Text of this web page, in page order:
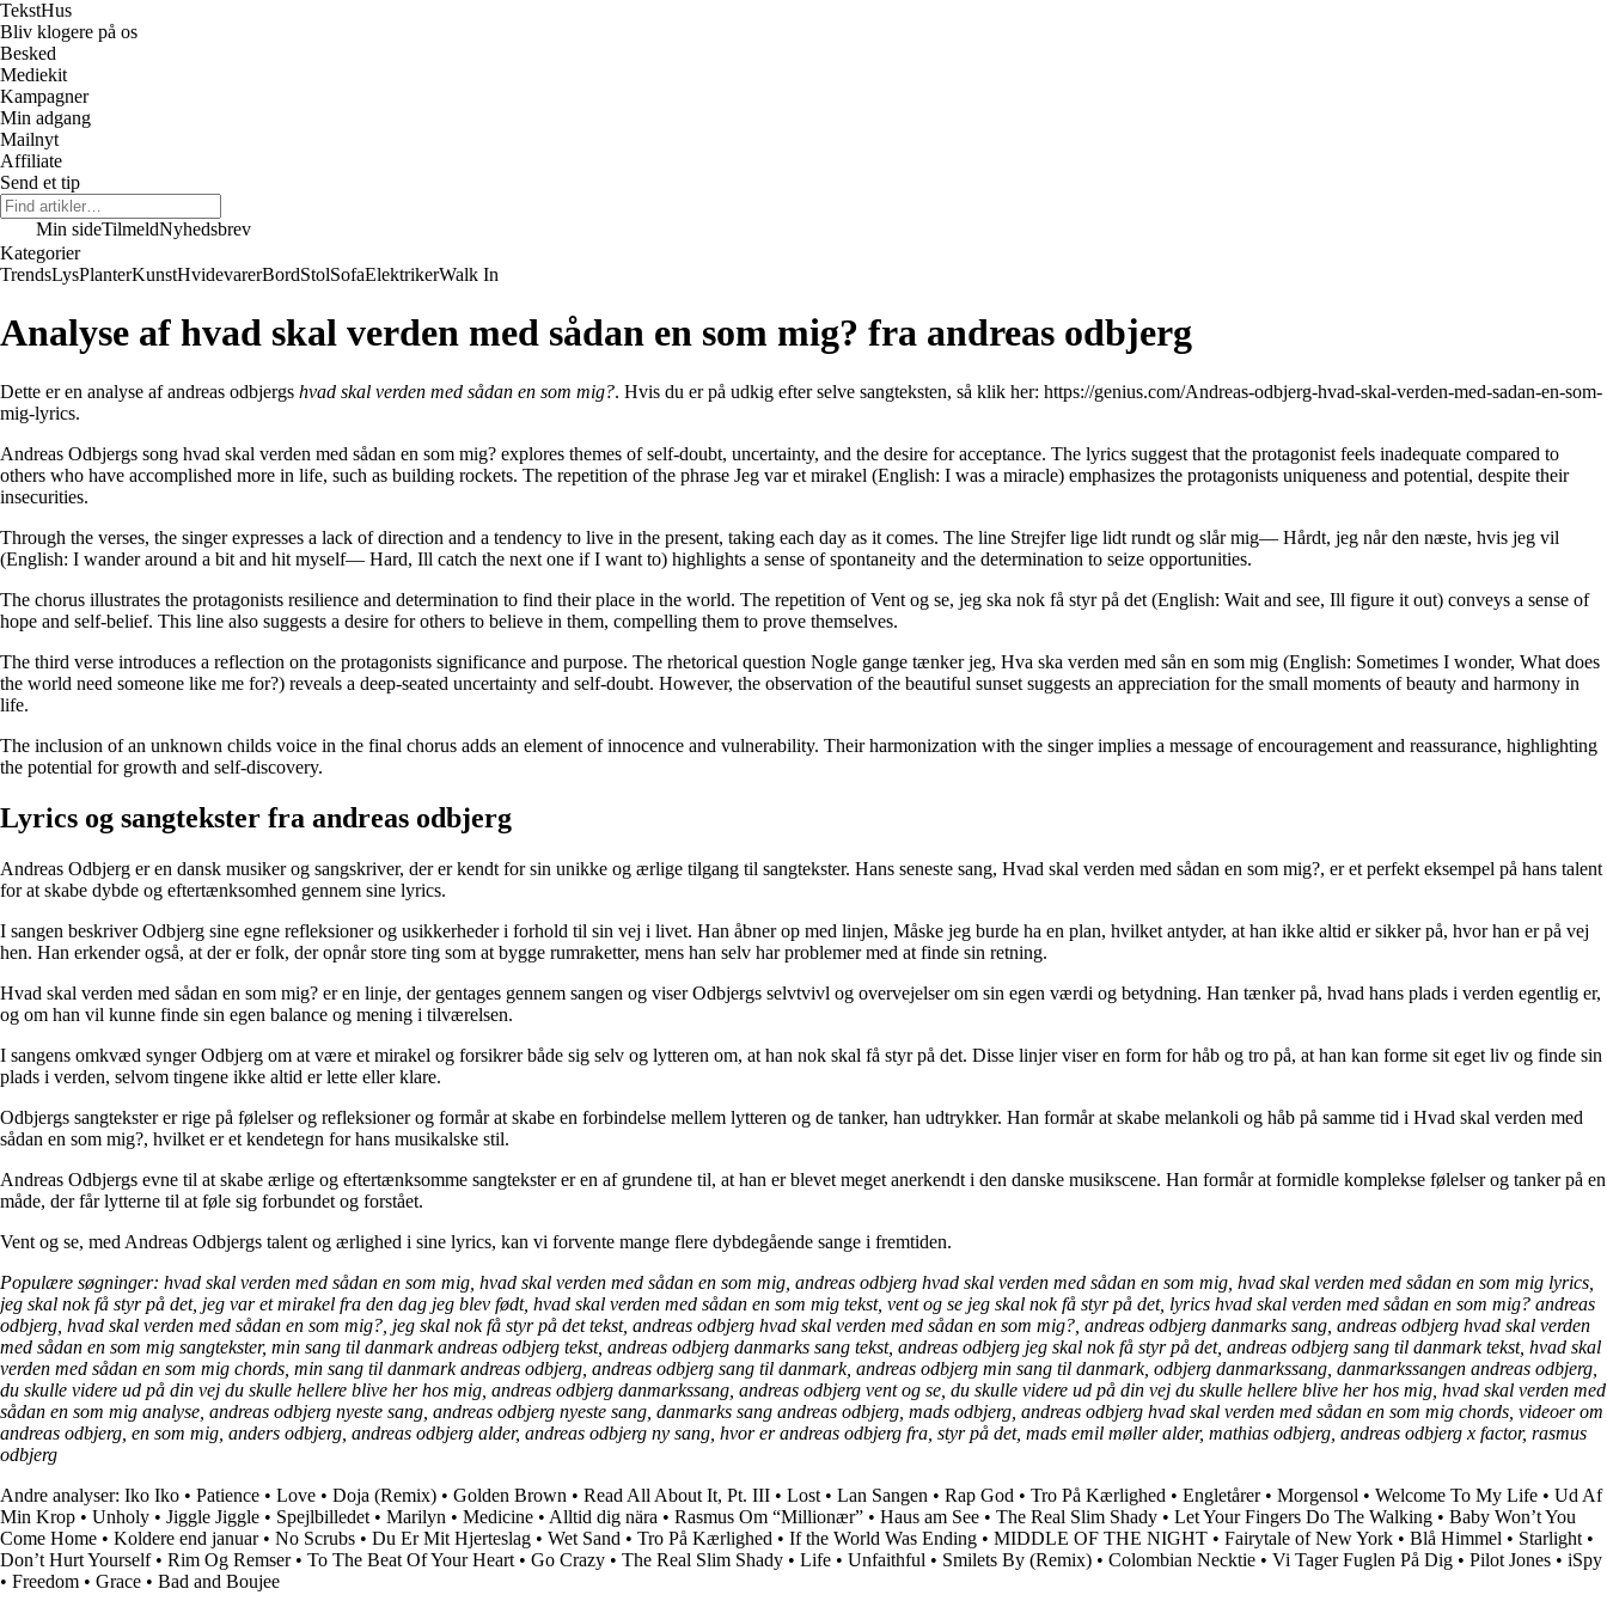
TekstHus
Bliv klogere på os
Besked
Mediekit
Kampagner
Min adgang
Mailnyt
Affiliate
Send et tip
Min sideTilmeldNyhedsbrev
Kategorier
TrendsLysPlanterKunstHvidevarerBordStolSofaElektrikerWalk In
Analyse af ​hvad skal verden med sådan en som mig? fra ​​andreas odbjerg
Dette er en analyse af ​​andreas odbjergs ​hvad skal verden med sådan en som mig?. Hvis du er på udkig efter selve sangteksten, så klik her: https://genius.com/Andreas-odbjerg-hvad-skal-verden-med-sadan-en-som-
mig-lyrics.
Andreas Odbjergs song hvad skal verden med sådan en som mig? explores themes of self-doubt, uncertainty, and the desire for acceptance. The lyrics suggest that the protagonist feels inadequate compared to
others who have accomplished more in life, such as building rockets. The repetition of the phrase Jeg var et mirakel (English: I was a miracle) emphasizes the protagonists uniqueness and potential, despite their
insecurities.
Through the verses, the singer expresses a lack of direction and a tendency to live in the present, taking each day as it comes. The line Strejfer lige lidt rundt og slår mig— Hårdt, jeg når den næste, hvis jeg vil
(English: I wander around a bit and hit myself— Hard, Ill catch the next one if I want to) highlights a sense of spontaneity and the determination to seize opportunities.
The chorus illustrates the protagonists resilience and determination to find their place in the world. The repetition of Vent og se, jeg ska nok få styr på det (English: Wait and see, Ill figure it out) conveys a sense of
hope and self-belief. This line also suggests a desire for others to believe in them, compelling them to prove themselves.
The third verse introduces a reflection on the protagonists significance and purpose. The rhetorical question Nogle gange tænker jeg, Hva ska verden med sån en som mig (English: Sometimes I wonder, What does
the world need someone like me for?) reveals a deep-seated uncertainty and self-doubt. However, the observation of the beautiful sunset suggests an appreciation for the small moments of beauty and harmony in
life.
The inclusion of an unknown childs voice in the final chorus adds an element of innocence and vulnerability. Their harmonization with the singer implies a message of encouragement and reassurance, highlighting
the potential for growth and self-discovery.
Lyrics og sangtekster fra ​​andreas odbjerg
Andreas Odbjerg er en dansk musiker og sangskriver, der er kendt for sin unikke og ærlige tilgang til sangtekster. Hans seneste sang, Hvad skal verden med sådan en som mig?, er et perfekt eksempel på hans talent
for at skabe dybde og eftertænksomhed gennem sine lyrics.
I sangen beskriver Odbjerg sine egne refleksioner og usikkerheder i forhold til sin vej i livet. Han åbner op med linjen, Måske jeg burde ha en plan, hvilket antyder, at han ikke altid er sikker på, hvor han er på vej
hen. Han erkender også, at der er folk, der opnår store ting som at bygge rumraketter, mens han selv har problemer med at finde sin retning.
Hvad skal verden med sådan en som mig? er en linje, der gentages gennem sangen og viser Odbjergs selvtvivl og overvejelser om sin egen værdi og betydning. Han tænker på, hvad hans plads i verden egentlig er,
og om han vil kunne finde sin egen balance og mening i tilværelsen.
I sangens omkvæd synger Odbjerg om at være et mirakel og forsikrer både sig selv og lytteren om, at han nok skal få styr på det. Disse linjer viser en form for håb og tro på, at han kan forme sit eget liv og finde sin
plads i verden, selvom tingene ikke altid er lette eller klare.
Odbjergs sangtekster er rige på følelser og refleksioner og formår at skabe en forbindelse mellem lytteren og de tanker, han udtrykker. Han formår at skabe melankoli og håb på samme tid i Hvad skal verden med
sådan en som mig?, hvilket er et kendetegn for hans musikalske stil.
Andreas Odbjergs evne til at skabe ærlige og eftertænksomme sangtekster er en af grundene til, at han er blevet meget anerkendt i den danske musikscene. Han formår at formidle komplekse følelser og tanker på en
måde, der får lytterne til at føle sig forbundet og forstået.
Vent og se, med Andreas Odbjergs talent og ærlighed i sine lyrics, kan vi forvente mange flere dybdegående sange i fremtiden.
Populære søgninger: hvad skal verden med sådan en som mig, hvad skal verden med sådan en som mig, andreas odbjerg hvad skal verden med sådan en som mig, hvad skal verden med sådan en som mig lyrics,
jeg skal nok få styr på det, jeg var et mirakel fra den dag jeg blev født, hvad skal verden med sådan en som mig tekst, vent og se jeg skal nok få styr på det, lyrics hvad skal verden med sådan en som mig? andreas
odbjerg, hvad skal verden med sådan en som mig?, jeg skal nok få styr på det tekst, andreas odbjerg hvad skal verden med sådan en som mig?, andreas odbjerg danmarks sang, andreas odbjerg hvad skal verden
med sådan en som mig sangtekster, min sang til danmark andreas odbjerg tekst, andreas odbjerg danmarks sang tekst, andreas odbjerg jeg skal nok få styr på det, andreas odbjerg sang til danmark tekst, hvad skal
verden med sådan en som mig chords, min sang til danmark andreas odbjerg, andreas odbjerg sang til danmark, andreas odbjerg min sang til danmark, odbjerg danmarkssang, danmarkssangen andreas odbjerg,
du skulle videre ud på din vej du skulle hellere blive her hos mig, andreas odbjerg danmarkssang, andreas odbjerg vent og se, du skulle videre ud på din vej du skulle hellere blive her hos mig, hvad skal verden med
sådan en som mig analyse, andreas odbjerg nyeste sang, andreas odbjerg nyeste sang, danmarks sang andreas odbjerg, mads odbjerg, andreas odbjerg hvad skal verden med sådan en som mig chords, videoer om
andreas odbjerg, en som mig, anders odbjerg, andreas odbjerg alder, andreas odbjerg ny sang, hvor er andreas odbjerg fra, styr på det, mads emil møller alder, mathias odbjerg, andreas odbjerg x factor, rasmus
odbjerg
Andre analyser: Iko Iko • Patience • Love • Doja (Remix) • Golden Brown • Read All About It, Pt. III • Lost • Lan Sangen • Rap God • Tro På Kærlighed • Engletårer• Morgensol • Welcome To My Life • Ud Af
Min Krop • Unholy • Jiggle Jiggle • Spejlbilledet • Marilyn • Medicine • Alltid dig nära • Rasmus Om “Millionær” • Haus am See • The Real Slim Shady • Let Your Fingers Do The Walking • Baby Won’t You
Come Home • Koldere end januar• No Scrubs • Du Er Mit Hjerteslag • Wet Sand • Tro På Kærlighed • If the World Was Ending • MIDDLE OF THE NIGHT • Fairytale of New York • Blå Himmel • Starlight •
Don’t Hurt Yourself• Rim Og Remser• To The Beat Of Your Heart • Go Crazy • The Real Slim Shady • Life • Unfaithful • Smilets By (Remix) • Colombian Necktie • Vi Tager Fuglen På Dig • Pilot Jones • ​iSpy
• Freedom • Grace • Bad and Boujee